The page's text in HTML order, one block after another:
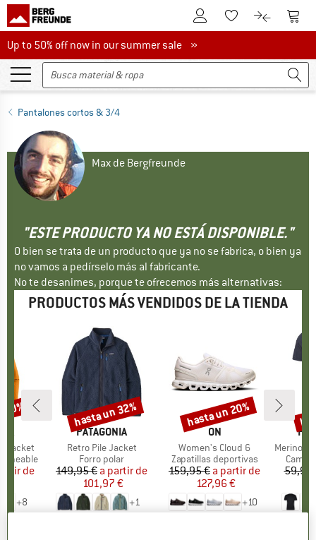
A la cuenta de cliente
A la lista de
A la A la
Up to 50% off now in our summer sale
Up to 50% off now in our summer sale »
Pantalones cortos & 3/4
Max de Bergfreunde
"ESTE PRODUCTO YA NO ESTÁ DISPONIBLE."
O bien se trata de un producto que ya no se fabrica, o bien ya
no vamos a pedírselo más al fabricante.
No te desanimes, porque te ofrecemos más alternativas:
PRODUCTOS MÁS VENDIDOS DE LA TIENDA
Jacket
reducido
de
+8
MARCA
PATAGONIA
Artículo
Retro Pile Jacket
Product group
Forro polar
Precio
149,95 € Precio reducido
a partir de
101,97 €
+1
Descuento
hasta un 32%
MARCA
ON
Artículo
Women's Cloud 6
Product group
Zapatillas deportivas
Precio
159,95 € Precio reducido
a partir de
127,96 €
+10
Descuento
hasta un 20%
Artículo
MerinoMix150
59,95